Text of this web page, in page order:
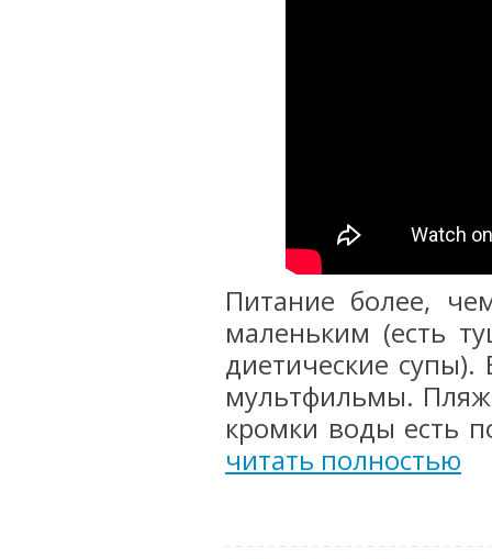
Питание более,
маленьким (есть
диетические
мультфильмы. Пляж
кромки воды есть
читать полностью